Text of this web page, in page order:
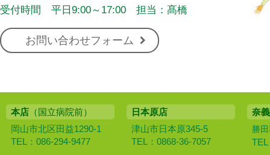
受付時間 平日9:00～17:00 担当：髙橋
お問い合わせフォーム
本店 （国立病院前）
岡山市北区田益1290-1
TEL：086-294-9477
日本原店
津山市日本原345-5
TEL：0868-36-7057
奈
勝
TEL